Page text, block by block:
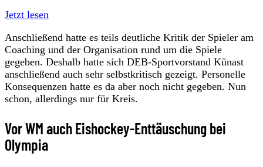
Jetzt lesen
Anschließend hatte es teils deutliche Kritik der Spieler am
Coaching und der Organisation rund um die Spiele
gegeben. Deshalb hatte sich DEB-Sportvorstand Künast
anschließend auch sehr selbstkritisch gezeigt. Personelle
Konsequenzen hatte es da aber noch nicht gegeben. Nun
schon, allerdings nur für Kreis.
Vor WM auch Eishockey-Enttäuschung bei
Olympia